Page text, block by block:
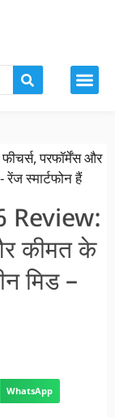
Review:
कीमत के
मिड –
WhatsApp